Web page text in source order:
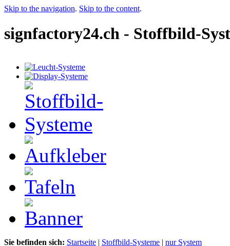
Skip to the navigation. Skip to the content.
signfactory24.ch - Stoffbild-
Sie befinden sich: Startseite | Stoffbild-Systeme | nur System